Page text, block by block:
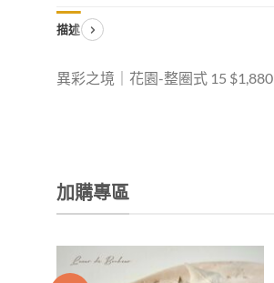
描述
異彩之境｜花園-整圈式 15 $1,880
加購專區